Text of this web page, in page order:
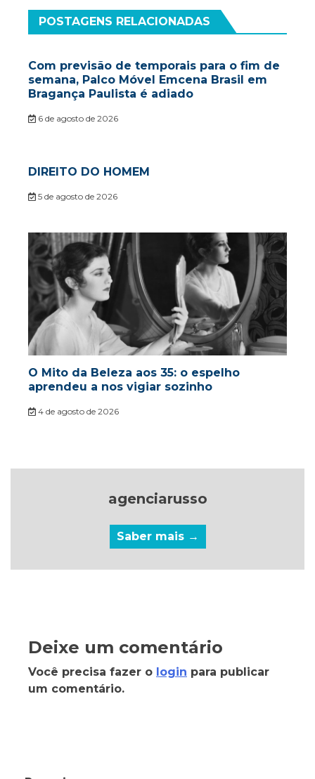
POSTAGENS RELACIONADAS
Com previsão de temporais para o fim de
semana, Palco Móvel Emcena Brasil em
Bragança Paulista é adiado
6 de agosto de 2026
DIREITO DO HOMEM
5 de agosto de 2026
O Mito da Beleza aos 35: o espelho
aprendeu a nos vigiar sozinho
4 de agosto de 2026
agenciarusso
Saber mais →
Deixe um comentário
Você precisa fazer o login para publicar
um comentário.